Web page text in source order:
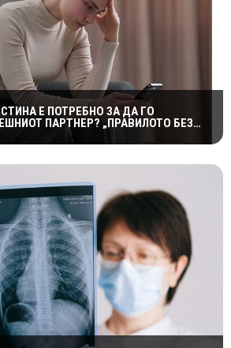
Е ПОТРЕБНО ЗА ДА ГО
ПАРТНЕР? „ПРАВИЛОТО БЕЗ
ФОРМУЛА